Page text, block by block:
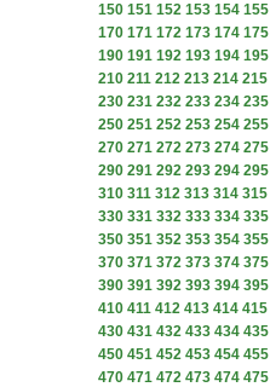
150 151 152 153 154 155
170 171 172 173 174 175
190 191 192 193 194 195
210 211 212 213 214 215
230 231 232 233 234 235
250 251 252 253 254 255
270 271 272 273 274 275
290 291 292 293 294 295
310 311 312 313 314 315
330 331 332 333 334 335
350 351 352 353 354 355
370 371 372 373 374 375
390 391 392 393 394 395
410 411 412 413 414 415
430 431 432 433 434 435
450 451 452 453 454 455
470 471 472 473 474 475